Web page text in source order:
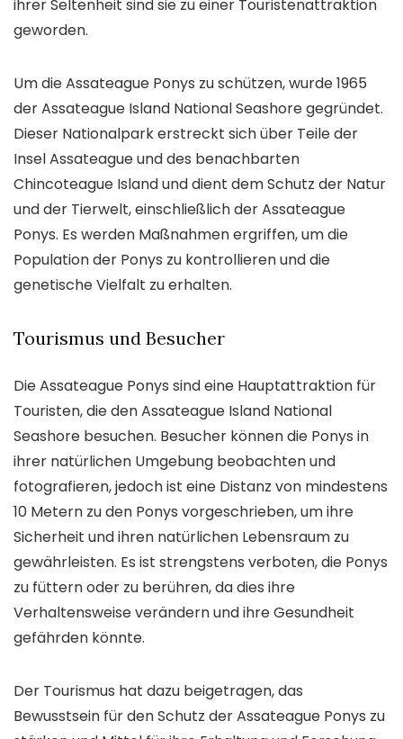
ihrer Seltenheit sind sie zu einer Touristenattraktion
geworden.
Um die Assateague Ponys zu schützen, wurde 1965
der Assateague Island National Seashore gegründet.
Dieser Nationalpark erstreckt sich über Teile der
Insel Assateague und des benachbarten
Chincoteague Island und dient dem Schutz der Natur
und der Tierwelt, einschließlich der Assateague
Ponys. Es werden Maßnahmen ergriffen, um die
Population der Ponys zu kontrollieren und die
genetische Vielfalt zu erhalten.
Tourismus und Besucher
Die Assateague Ponys sind eine Hauptattraktion für
Touristen, die den Assateague Island National
Seashore besuchen. Besucher können die Ponys in
ihrer natürlichen Umgebung beobachten und
fotografieren, jedoch ist eine Distanz von mindestens
10 Metern zu den Ponys vorgeschrieben, um ihre
Sicherheit und ihren natürlichen Lebensraum zu
gewährleisten. Es ist strengstens verboten, die Ponys
zu füttern oder zu berühren, da dies ihre
Verhaltensweise verändern und ihre Gesundheit
gefährden könnte.
Der Tourismus hat dazu beigetragen, das
Bewusstsein für den Schutz der Assateague Ponys zu